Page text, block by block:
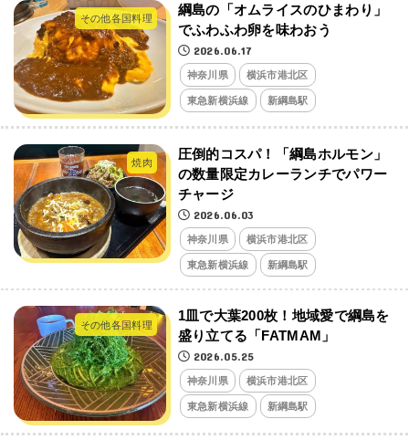
その他各国料理
綱島の「オムライスのひまわり」
でふわふわ卵を味わおう
2026.06.17
神奈川県 横浜市港北区
東急新横浜線 新綱島駅
焼肉
圧倒的コスパ！「綱島ホルモン」
の数量限定カレーランチでパワー
チャージ
2026.06.03
神奈川県 横浜市港北区
東急新横浜線 新綱島駅
その他各国料理
1皿で大葉200枚！地域愛で綱島を
盛り立てる「FATMAM」
2026.05.25
神奈川県 横浜市港北区
東急新横浜線 新綱島駅